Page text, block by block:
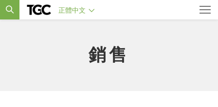
正體中文
銷售